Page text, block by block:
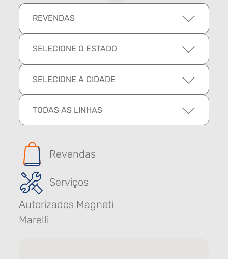
REVENDAS
SELECIONE O ESTADO
SELECIONE A CIDADE
TODAS AS LINHAS
Revendas
Serviços
Autorizados Magneti
Marelli